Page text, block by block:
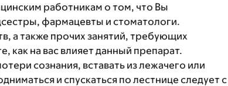
работникам о том, что Вы
фармацевты и стоматологи.
а также прочих занятий, требующих
как на вас влияет данный препарат.
сознания, вставать из лежачего или
и спускаться по лестнице следует с